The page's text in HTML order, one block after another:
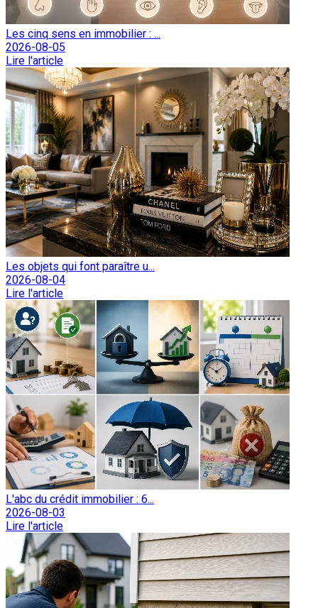
Les cinq sens en immobilier : ...
2026-08-05
Lire l'article
Les objets qui font paraître u...
2026-08-04
Lire l'article
L'abc du crédit immobilier : 6...
2026-08-03
Lire l'article